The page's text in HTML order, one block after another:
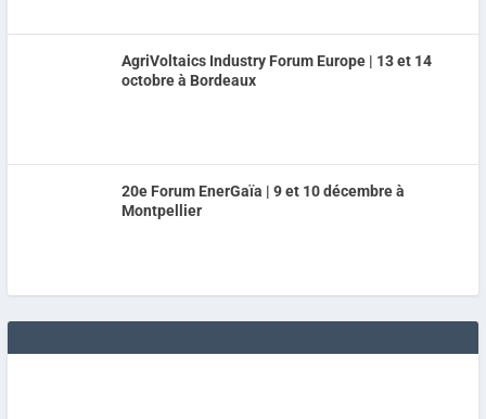
AgriVoltaics Industry Forum Europe | 13 et 14
octobre à Bordeaux
20e Forum EnerGaïa | 9 et 10 décembre à
Montpellier